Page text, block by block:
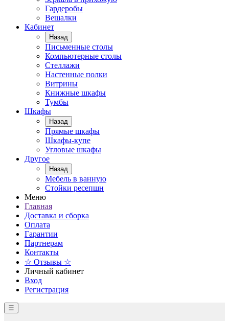
Гардеробы
Вешалки
Кабинет
Назад
Письменные столы
Компьютерные столы
Стеллажи
Настенные полки
Витрины
Книжные шкафы
Тумбы
Шкафы
Назад
Прямые шкафы
Шкафы-купе
Угловые шкафы
Другое
Назад
Мебель в ванную
Стойки ресепшн
Меню
Главная
Доставка и сборка
Оплата
Гарантии
Партнерам
Контакты
☆ Отзывы ☆
Личный кабинет
Вход
Регистрация
☰